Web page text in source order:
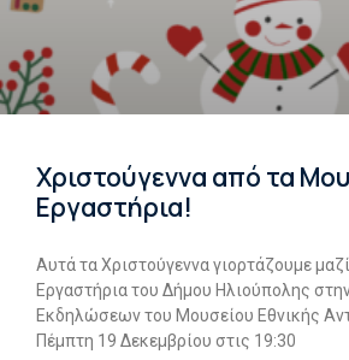
Χριστούγεννα από τα
Εργαστήρια!
Αυτά τα Χριστούγεννα γιορτάζουμε
Εργαστήρια του Δήμου Ηλιούπολης
Εκδηλώσεων του Μουσείου Εθνικής
Πέμπτη 19 Δεκεμβρίου στις 19:30